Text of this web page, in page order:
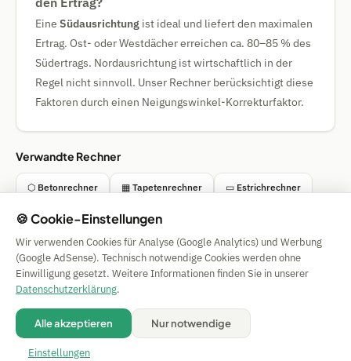
Eine Südausrichtung ist ideal und liefert den maximalen
Ertrag. Ost- oder Westdächer erreichen ca. 80–85 % des
Südertrags. Nordausrichtung ist wirtschaftlich in der
Regel nicht sinnvoll. Unser Rechner berücksichtigt diese
Faktoren durch einen Neigungswinkel-Korrekturfaktor.
Verwandte Rechner
⬡ Betonrechner ▦ Tapetenrechner ▭ Estrichrechner
◯ Pool-Chemie-Rechner
Impressum
| Privacy | Terms |
🍪 Cookies
Alle Angaben ohne Gewähr. © 2026 CAESS GmbH
🍪 Cookie-Einstellungen
Wir verwenden Cookies für Analyse (Google Analytics) und Werbung
(Google AdSense). Technisch notwendige Cookies werden ohne
Einwilligung gesetzt. Weitere Informationen finden Sie in unserer
Datenschutzerklärung.
Alle akzeptieren Nur notwendige
Einstellungen